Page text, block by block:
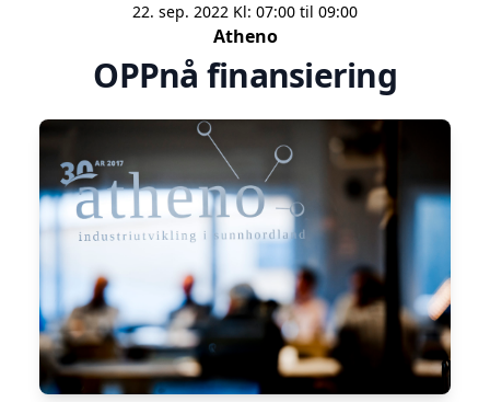
22. sep. 2022 Kl: 07:00 til 09:00
Atheno
OPPnå finansiering